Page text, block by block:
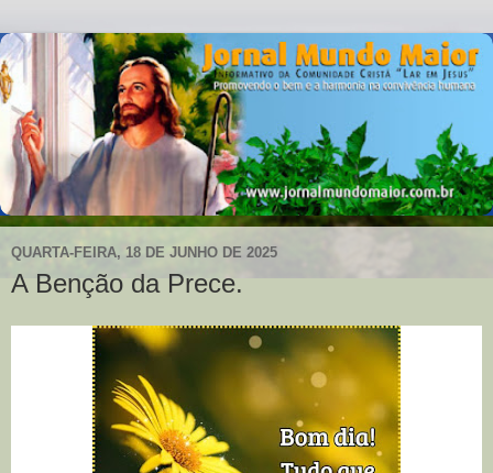
QUARTA-FEIRA, 18 DE JUNHO DE 2025
A Benção da Prece.